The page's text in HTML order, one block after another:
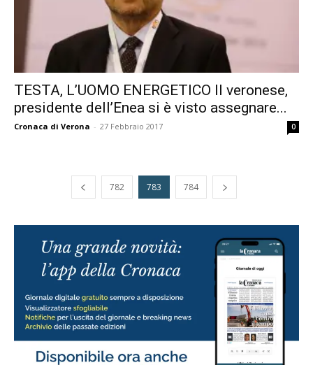
TESTA, L’UOMO ENERGETICO Il veronese,
presidente dell’Enea si è visto assegnare...
Cronaca di Verona - 27 Febbraio 2017 0
782 783 784